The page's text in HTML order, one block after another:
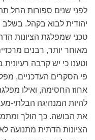
לפני שנים ספורות החל
יהודית לבוא בקהל. בשלב
טכני שמפלגת הציונות
מאוחר יותר, רבנים
וטענו כי יש קרבה
פי הסקרים העדכניים,
אחוז החסימה, ואילו
להיות המנהיגה הבלתי-
את הבושה. כך הולך
הציונות הדתית מתנועה